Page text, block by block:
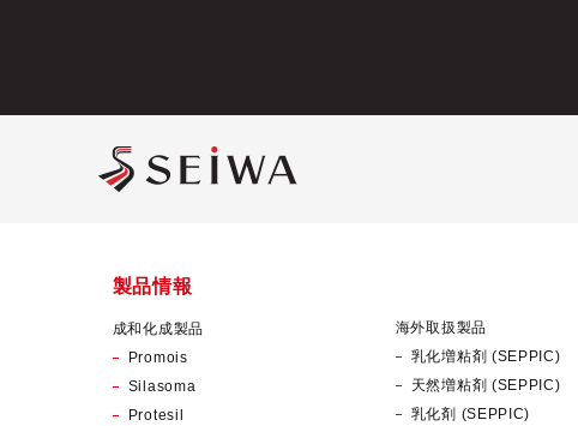
製品情報
成和化成製品
Promois
Silasoma
Protesil
海外取扱製品
乳化増粘剤 (SEPPIC)
天然増粘剤 (SEPPIC)
乳化剤 (SEPPIC)